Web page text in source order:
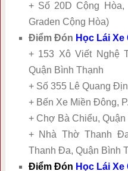
+ Số 20D Cộng Hòa,
Graden Cộng Hòa)
Điểm Đón Học Lái
+ 153 Xô Viết Nghệ
Quận Bình Thạnh
+ Số 355 Lê Quang
+ Bến Xe Miền Đông,
+ Chợ Bà Chiểu, Quận
+ Nhà Thờ Thanh
Thanh Đa, Quận Bình
Điểm Đón Học Lái Xe